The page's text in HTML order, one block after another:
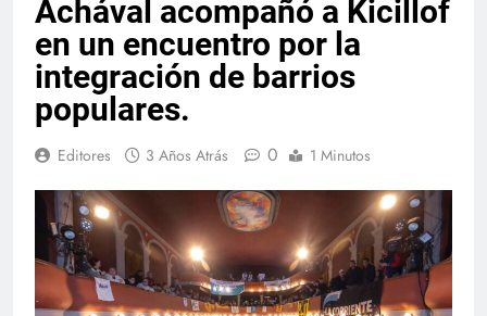
Achával acompañó a Kicillof
en un encuentro por la
integración de barrios
populares.
Editores 3 Años Atrás 0 1 Minutos